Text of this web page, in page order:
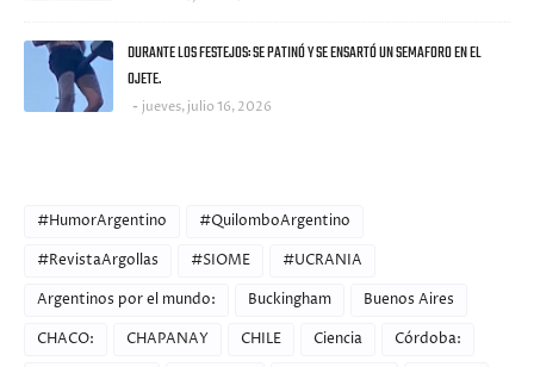
DURANTE LOS FESTEJOS: SE PATINÓ Y SE ENSARTÓ UN SEMAFORO EN EL
OJETE.
jueves, julio 16, 2026
#HumorArgentino
#QuilomboArgentino
#RevistaArgollas
#SIOME
#UCRANIA
Argentinos por el mundo:
Buckingham
Buenos Aires
CHACO:
CHAPANAY CHILE Ciencia
Córdoba: